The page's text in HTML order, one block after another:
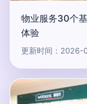
物业服务30个
体验
更新时间：2026-